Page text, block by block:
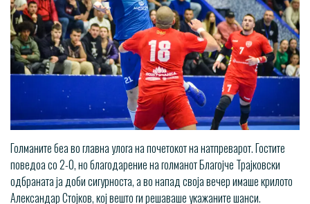
Голманите беа во главна улога на почетокот на натпреварот. Гостите
поведоа со 2-0, но благодарение на голманот Благојче Трајковски
одбраната ја доби сигурноста, а во напад своја вечер имаше крилото
Александар Стојков, кој вешто ги решаваше укажаните шанси.